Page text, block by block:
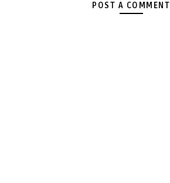
POST A COMMENT